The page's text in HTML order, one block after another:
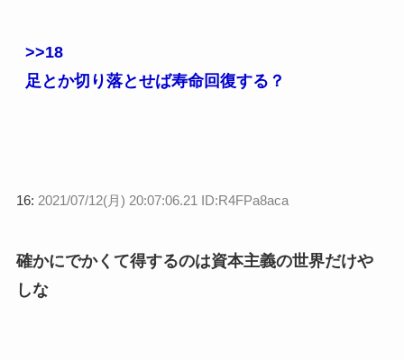
>>18
足とか切り落とせば寿命回復する？
16: 2021/07/12(月) 20:07:06.21 ID:R4FPa8aca
確かにでかくて得するのは資本主義の世界だけや
しな